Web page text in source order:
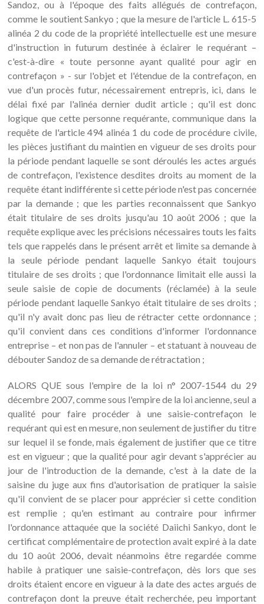
Sandoz, ou à l'époque des faits allégués de contrefaçon,
comme le soutient Sankyo ; que la mesure de l'article L. 615-5
alinéa 2 du code de la propriété intellectuelle est une mesure
d'instruction in futurum destinée à éclairer le requérant –
c'est-à-dire « toute personne ayant qualité pour agir en
contrefaçon » - sur l'objet et l'étendue de la contrefaçon, en
vue d'un procès futur, nécessairement entrepris, ici, dans le
délai fixé par l'alinéa dernier dudit article ; qu'il est donc
logique que cette personne requérante, communique dans la
requête de l'article 494 alinéa 1 du code de procédure civile,
les pièces justifiant du maintien en vigueur de ses droits pour
la période pendant laquelle se sont déroulés les actes argués
de contrefaçon, l'existence desdites droits au moment de la
requête étant indifférente si cette période n'est pas concernée
par la demande ; que les parties reconnaissent que Sankyo
était titulaire de ses droits jusqu'au 10 août 2006 ; que la
requête explique avec les précisions nécessaires touts les faits
tels que rappelés dans le présent arrêt et limite sa demande à
la seule période pendant laquelle Sankyo était toujours
titulaire de ses droits ; que l'ordonnance limitait elle aussi la
seule saisie de copie de documents (réclamée) à la seule
période pendant laquelle Sankyo était titulaire de ses droits ;
qu'il n'y avait donc pas lieu de rétracter cette ordonnance ;
qu'il convient dans ces conditions d'informer l'ordonnance
entreprise – et non pas de l'annuler – et statuant à nouveau de
débouter Sandoz de sa demande de rétractation ;
ALORS QUE sous l'empire de la loi n° 2007-1544 du 29
décembre 2007, comme sous l'empire de la loi ancienne, seul a
qualité pour faire procéder à une saisie-contrefaçon le
requérant qui est en mesure, non seulement de justifier du titre
sur lequel il se fonde, mais également de justifier que ce titre
est en vigueur ; que la qualité pour agir devant s'apprécier au
jour de l'introduction de la demande, c'est à la date de la
saisine du juge aux fins d'autorisation de pratiquer la saisie
qu'il convient de se placer pour apprécier si cette condition
est remplie ; qu'en estimant au contraire pour infirmer
l'ordonnance attaquée que la société Daiichi Sankyo, dont le
certificat complémentaire de protection avait expiré à la date
du 10 août 2006, devait néanmoins être regardée comme
habile à pratiquer une saisie-contrefaçon, dès lors que ses
droits étaient encore en vigueur à la date des actes argués de
contrefaçon dont la preuve était recherchée, peu important